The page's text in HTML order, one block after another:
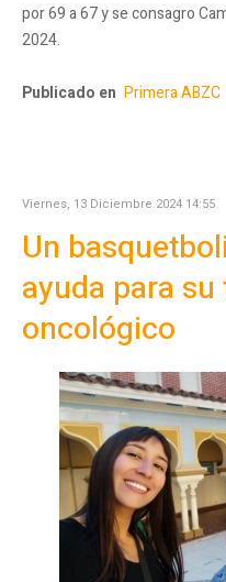
por 69 a 67 y se consagro
2024.
Publicado en Primera ABZC
Viernes, 13 Diciembre 2024 14:55
Un
ayuda para
oncológico